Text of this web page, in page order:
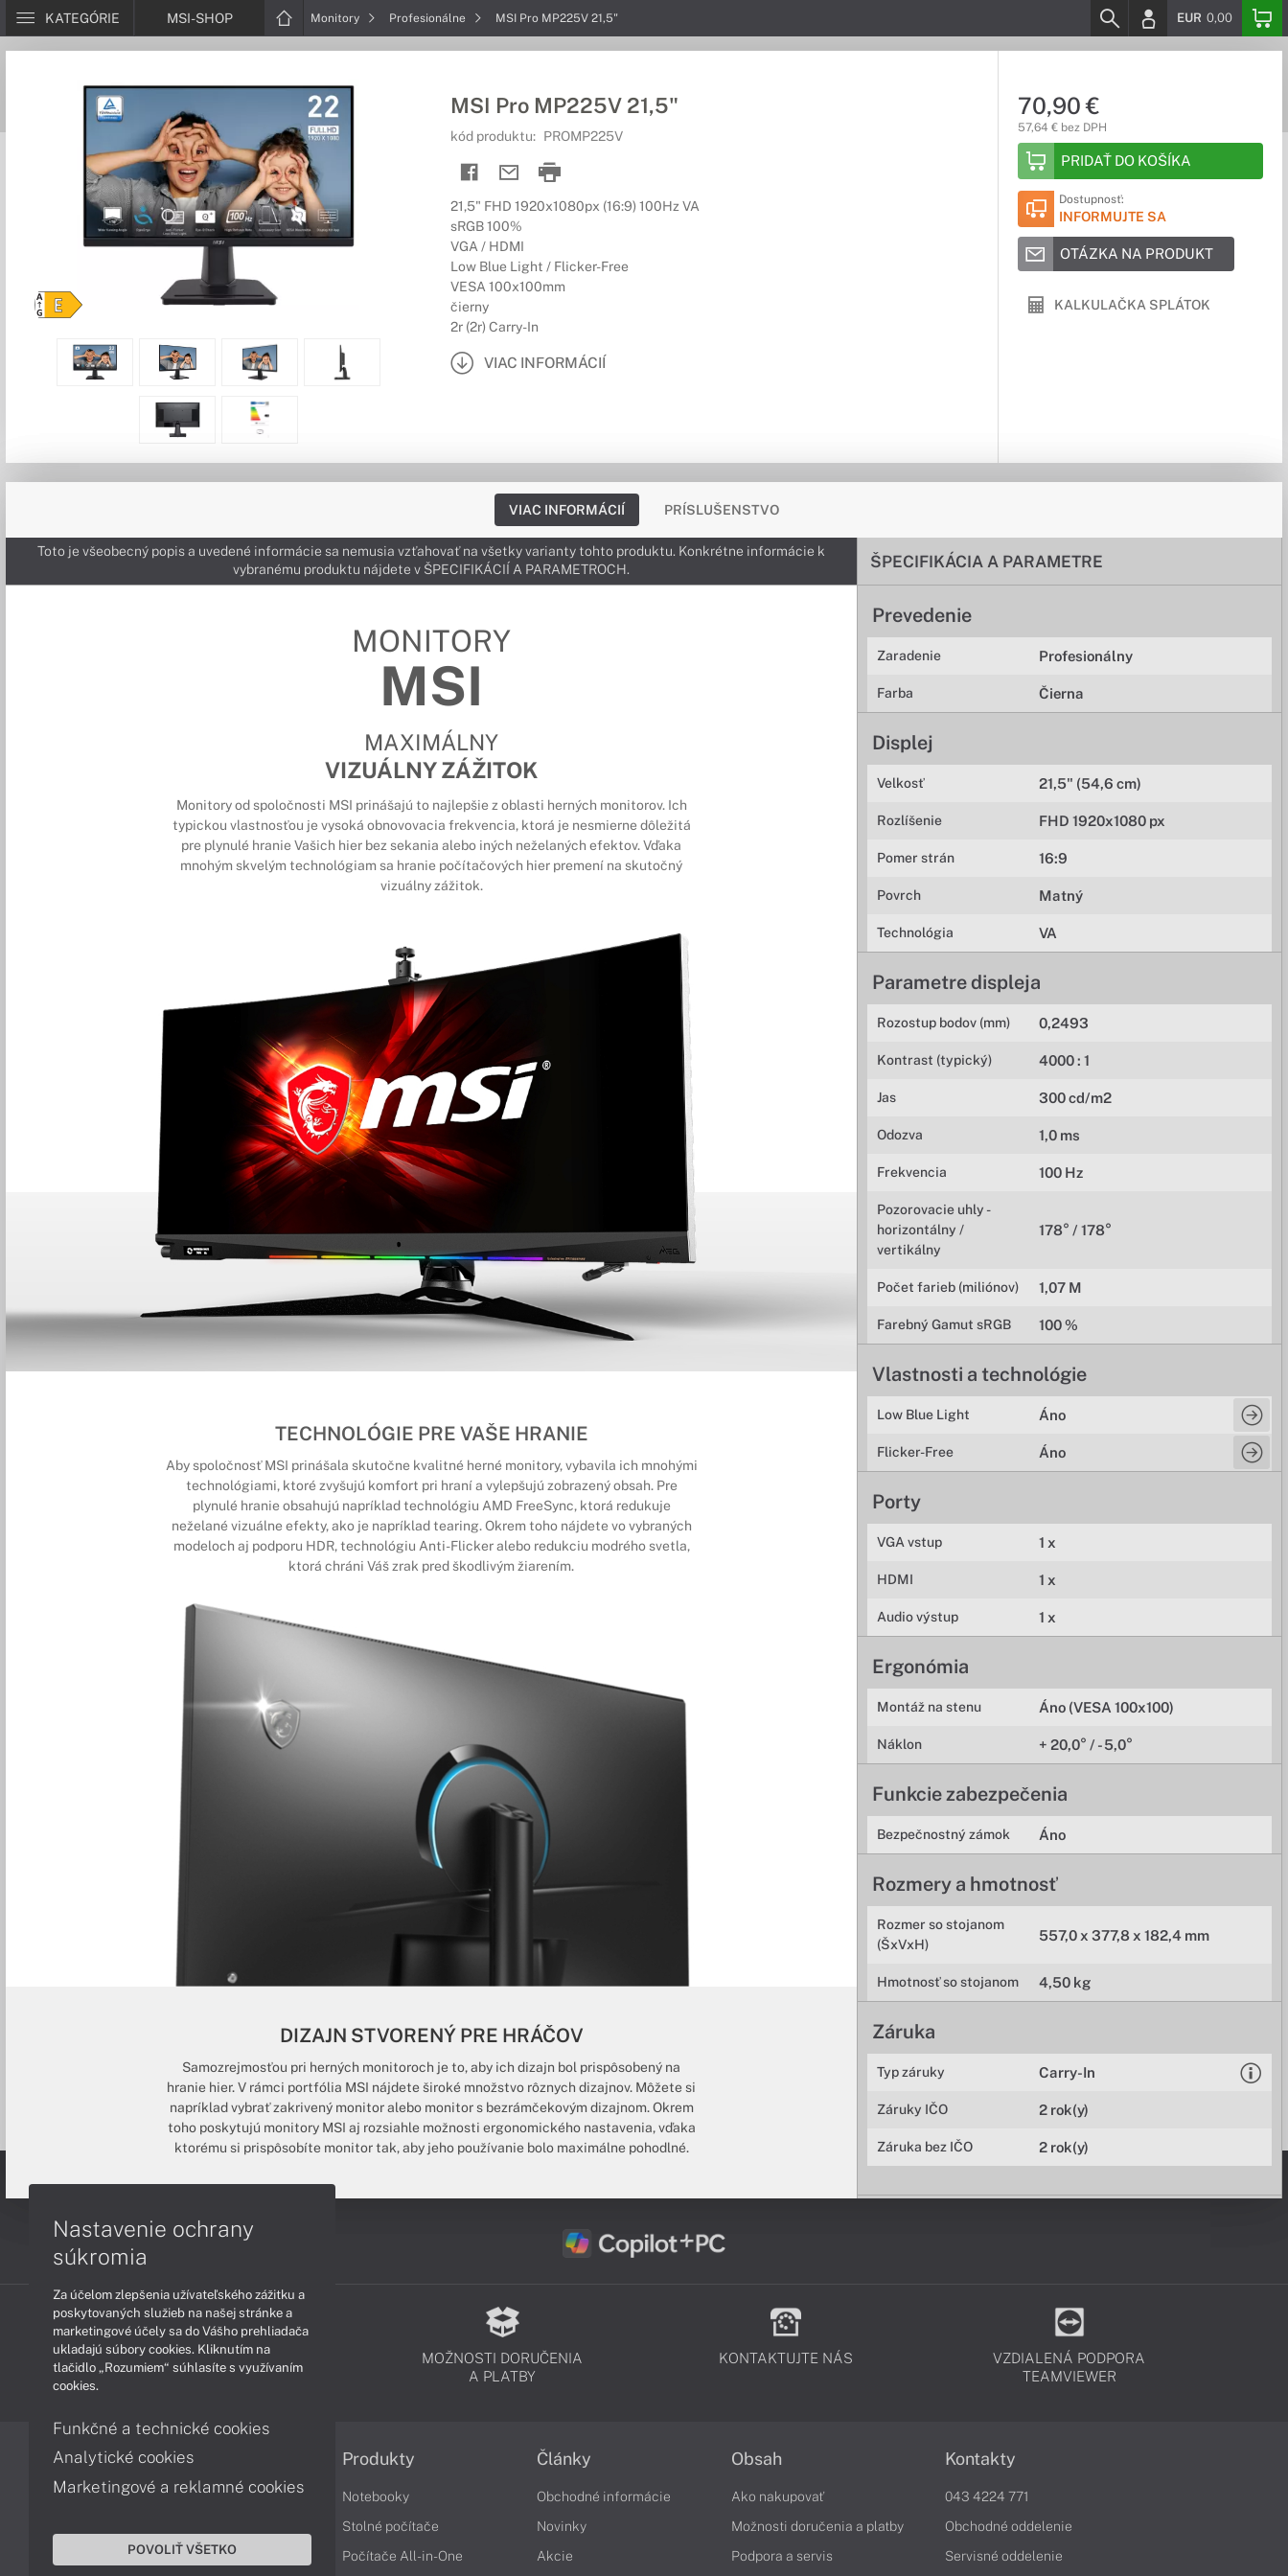
KATEGÓRIE MSI-SHOP Monitory Profesionálne MSI Pro MP225V 21,5" EUR 0,00
MSI Pro MP225V 21,5"
kód produktu: PROMP225V
21,5" FHD 1920x1080px (16:9) 100Hz VA
sRGB 100%
VGA / HDMI
Low Blue Light / Flicker-Free
VESA 100x100mm
čierny
2r (2r) Carry-In
VIAC INFORMÁCIÍ
70,90 €
57,64 € bez DPH
PRIDAŤ DO KOŠÍKA
Dostupnosť:
INFORMUJTE SA
OTÁZKA NA PRODUKT
KALKULAČKA SPLÁTOK
VIAC INFORMÁCIÍ PRÍSLUŠENSTVO
ŠPECIFIKÁCIA A PARAMETRE
Prevedenie
Zaradenie Profesionálny
Farba Čierna
Displej
Velkosť 21,5" (54,6 cm)
Rozlíšenie FHD 1920x1080 px
Pomer strán 16:9
Povrch Matný
Technológia VA
Parametre displeja
Rozostup bodov (mm) 0,2493
Kontrast (typický) 4000 : 1
Jas 300 cd/m2
Odozva 1,0 ms
Frekvencia 100 Hz
Pozorovacie uhly -
horizontálny /
vertikálny
178° / 178°
Počet farieb (miliónov) 1,07 M
Farebný Gamut sRGB 100 %
Vlastnosti a technológie
Low Blue Light Áno
Flicker-Free Áno
Porty
VGA vstup 1 x
HDMI 1 x
Audio výstup 1 x
Ergonómia
Montáž na stenu Áno (VESA 100x100)
Náklon + 20,0° / - 5,0°
Funkcie zabezpečenia
Bezpečnostný zámok Áno
Rozmery a hmotnosť
Rozmer so stojanom
(ŠxVxH)
557,0 x 377,8 x 182,4 mm
Hmotnosť so stojanom 4,50 kg
Záruka
Typ záruky Carry-In
Záruky IČO 2 rok(y)
Záruka bez IČO 2 rok(y)
Toto je všeobecný popis a uvedené informácie sa nemusia vzťahovať na všetky varianty tohto produktu. Konkrétne informácie k
vybranému produktu nájdete v ŠPECIFIKÁCIÍ A PARAMETROCH.
MONITORY
MSI
MAXIMÁLNY
VIZUÁLNY ZÁŽITOK
Monitory od spoločnosti MSI prinášajú to najlepšie z oblasti herných monitorov. Ich
typickou vlastnosťou je vysoká obnovovacia frekvencia, ktorá je nesmierne dôležitá
pre plynulé hranie Vašich hier bez sekania alebo iných neželaných efektov. Vďaka
mnohým skvelým technológiam sa hranie počítačových hier premení na skutočný
vizuálny zážitok.
TECHNOLÓGIE PRE VAŠE HRANIE
Aby spoločnosť MSI prinášala skutočne kvalitné herné monitory, vybavila ich mnohými
technológiami, ktoré zvyšujú komfort pri hraní a vylepšujú zobrazený obsah. Pre
plynulé hranie obsahujú napríklad technológiu AMD FreeSync, ktorá redukuje
neželané vizuálne efekty, ako je napríklad tearing. Okrem toho nájdete vo vybraných
modeloch aj podporu HDR, technológiu Anti-Flicker alebo redukciu modrého svetla,
ktorá chráni Váš zrak pred škodlivým žiarením.
DIZAJN STVORENÝ PRE HRÁČOV
Samozrejmosťou pri herných monitoroch je to, aby ich dizajn bol prispôsobený na
hranie hier. V rámci portfólia MSI nájdete široké množstvo rôznych dizajnov. Môžete si
napríklad vybrať zakrivený monitor alebo monitor s bezrámčekovým dizajnom. Okrem
toho poskytujú monitory MSI aj rozsiahle možnosti ergonomického nastavenia, vďaka
ktorému si prispôsobíte monitor tak, aby jeho používanie bolo maximálne pohodlné.
PODPORA A SERVIS
MOŽNOSTI DORUČENIA
A PLATBY
KONTAKTUJTE NÁS
VZDIALENÁ PODPORA
TEAMVIEWER
Informácie
Obchodné podmienky
Ochrana osobných údajov
Produkty
Notebooky
Stolné počítače
Počítače All-in-One
Články
Obchodné informácie
Novinky
Akcie
Obsah
Ako nakupovať
Možnosti doručenia a platby
Podpora a servis
Kontakty
043 4224 771
Obchodné oddelenie
Servisné oddelenie
Nastavenie ochrany
súkromia
Za účelom zlepšenia užívateľského zážitku a
poskytovaných služieb na našej stránke a
marketingové účely sa do Vášho prehliadača
ukladajú súbory cookies. Kliknutím na
tlačidlo „Rozumiem“ súhlasíte s využívaním
cookies.
Funkčné a technické cookies
Analytické cookies
Marketingové a reklamné cookies
POVOLIŤ VŠETKO